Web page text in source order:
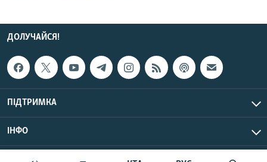
ДОЛУЧАЙСЯ!
ПІДТРИМКА
ІНФО